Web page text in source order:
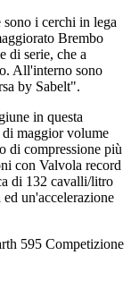
i cerchi in lega
Brembo
di serie, che a
All'interno sono
by Sabelt".
in questa
maggior volume
di compressione più
con Valvola record
di 132 cavalli/litro
un'accelerazione
595 Competizione